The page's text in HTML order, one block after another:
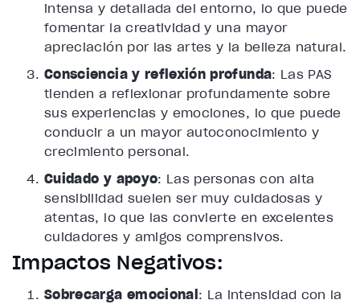
intensa y detallada del entorno, lo que puede
fomentar la creatividad y una mayor
apreciación por las artes y la belleza natural.
Consciencia y reflexión profunda: Las PAS
tienden a reflexionar profundamente sobre
sus experiencias y emociones, lo que puede
conducir a un mayor autoconocimiento y
crecimiento personal.
Cuidado y apoyo: Las personas con alta
sensibilidad suelen ser muy cuidadosas y
atentas, lo que las convierte en excelentes
cuidadores y amigos comprensivos.
Impactos Negativos:
Sobrecarga emocional : La intensidad con la